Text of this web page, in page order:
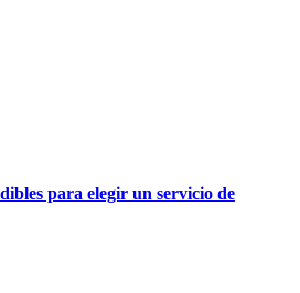
para elegir un servicio de